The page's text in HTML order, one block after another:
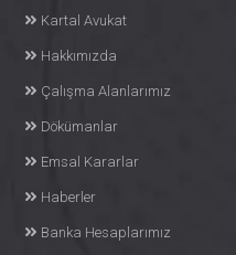
Kartal Avukat
Hakkımızda
Çalışma Alanlarımız
Dökümanlar
Emsal Kararlar
Haberler
Banka Hesaplarımız